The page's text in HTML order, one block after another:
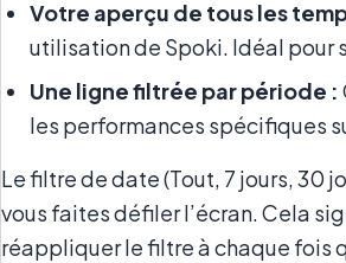
Votre aperçu de tous les
utilisation de Spoki. Idéal pour
Une ligne filtrée par période :
les performances spécifiques
Le filtre de date (Tout, 7 jours, 30
vous faites défiler l’écran. Cela
réappliquer le filtre à chaque fois